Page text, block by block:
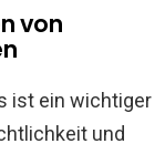
von
ist ein wichtiger
und